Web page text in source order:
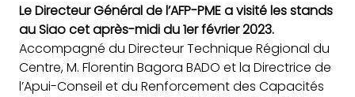
Le Directeur Général de l’AFP-PME a visité les stands
au Siao cet après-midi du 1er février 2023.
Accompagné du Directeur Technique Régional du
Centre, M. Florentin Bagora BADO et la Directrice de
l’Apui-Conseil et du Renforcement des Capacités